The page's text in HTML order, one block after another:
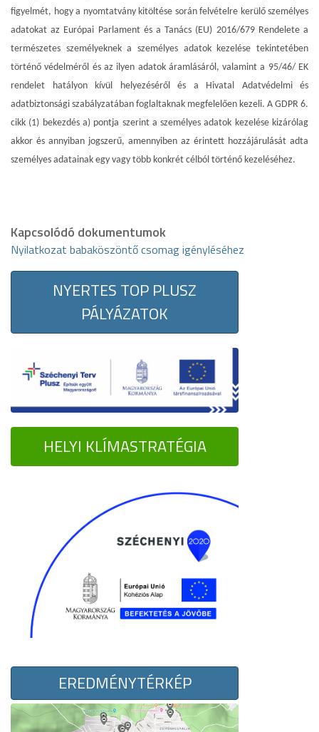
figyelmét, hogy a nyomtatvány kitöltése során felvételre kerülő személyes
adatokat az Európai Parlament és a Tanács (EU) 2016/679 Rendelete a
természetes személyeknek a személyes adatok kezelése tekintetében
történő védelméről és az ilyen adatok áramlásáról, valamint a 95/46/ EK
rendelet hatályon kívül helyezéséről és a Hivatal Adatvédelmi és
adatbiztonsági szabályzatában foglaltaknak megfelelően kezeli. A GDPR 6.
cikk (1) bekezdés a) pontja szerint a személyes adatok kezelése kizárólag
akkor és annyiban jogszerű, amennyiben az érintett hozzájárulását adta
személyes adatainak egy vagy több konkrét célból történő kezeléséhez.
Kapcsolódó dokumentumok
Nyilatkozat babaköszöntő csomag igényléséhez
NYERTES TOP PLUSZ
PÁLYÁZATOK
HELYI KLÍMASTRATÉGIA
EREDMÉNYTÉRKÉP